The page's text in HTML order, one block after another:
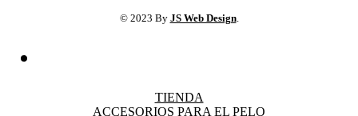
© 2023 By JS Web Design.
TIENDA
ACCESORIOS PARA EL PELO